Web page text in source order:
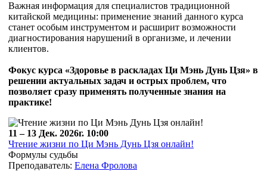
Важная информация для специалистов традиционной
китайской медицины: применение знаний данного курса
станет особым инструментом и расширит возможности
диагностирования нарушений в организме, и лечении
клиентов.
Фокус курса «Здоровье в раскладах Ци Мэнь Дунь Цзя» в
решении актуальных задач и острых проблем, что
позволяет сразу применять полученные знания на
практике!
11 – 13 Дек. 2026г. 10:00
Чтение жизни по Ци Мэнь Дунь Цзя онлайн!
Формулы судьбы
Преподаватель: Елена Фролова